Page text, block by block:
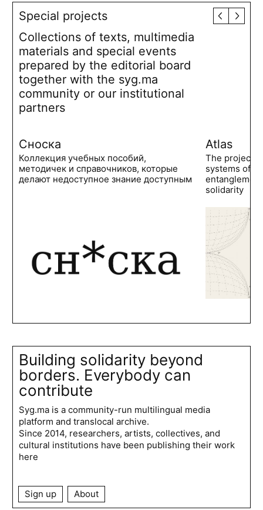
Special projects
Collections of texts, multimedia
materials and special events
prepared by the editorial board
together with the syg.ma
community or our institutional
partners
Сноска
Коллекция учебных пособий,
методичек и справочников, которые
делают недоступное знание доступным
Atlas
The project
systems of
solidarity
Building solidarity beyond
borders. Everybody can
contribute
Syg.ma is a community-run multilingual media
platform and translocal archive.
Since 2014, researchers, artists, collectives, and
cultural institutions have been publishing their work
here
Sign up About